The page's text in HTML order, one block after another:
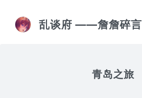
乱谈府 ——詹詹碎言
青岛之旅